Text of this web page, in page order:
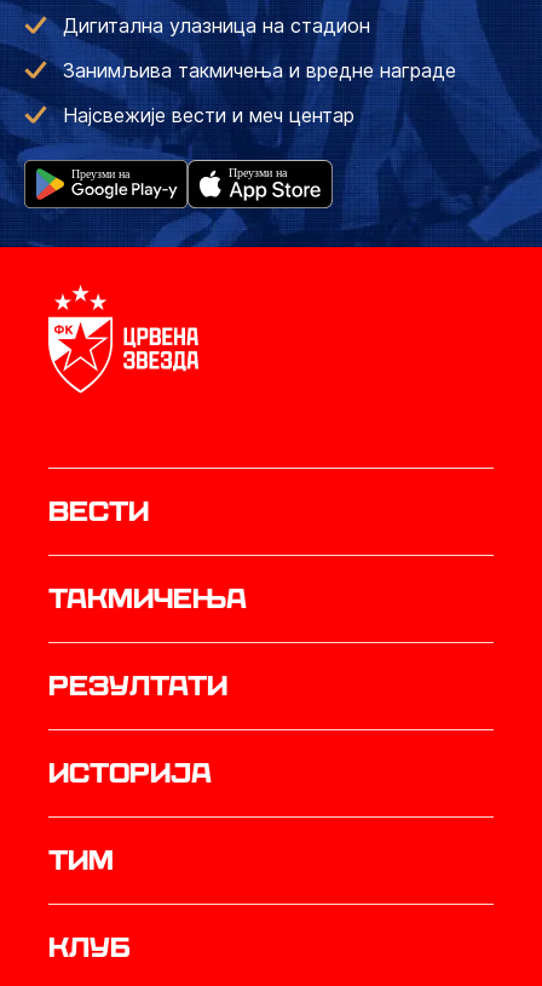
Дигитална улазница на стадион
Занимљива такмичења и вредне награде
Најсвежије вести и меч центар
Вести
Такмичења
резултати
историја
ТИМ
Клуб